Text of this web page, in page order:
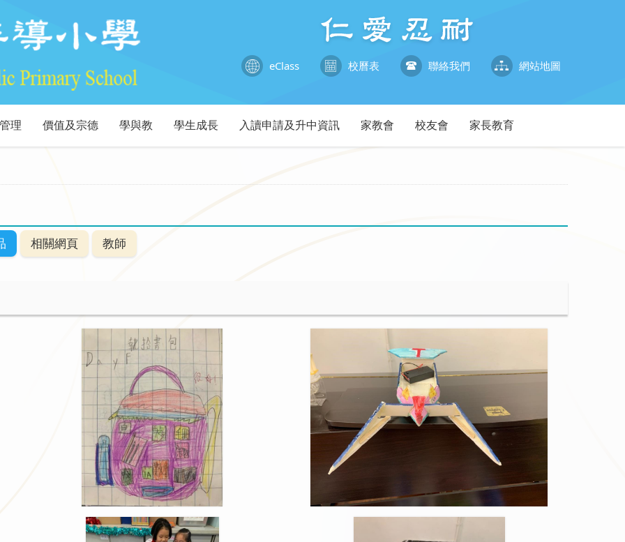
eClass 校曆表 聯絡我們 網站地圖
理 價值及宗德 學與教 學生成長 入讀申請及升中資訊 家教會 校友會 家長教育
相關網頁 教師